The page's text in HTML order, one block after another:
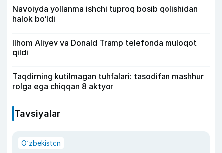
Navoiyda yollanma ishchi tuproq bosib qolishidan
halok bo‘ldi
Ilhom Aliyev va Donald Tramp telefonda muloqot
qildi
Taqdirning kutilmagan tuhfalari: tasodifan mashhur
rolga ega chiqqan 8 aktyor
Tavsiyalar
O‘zbekiston